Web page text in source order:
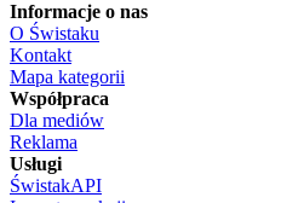
Informacje o nas
O Świstaku
Kontakt
Mapa kategorii
Współpraca
Dla mediów
Reklama
Usługi
ŚwistakAPI